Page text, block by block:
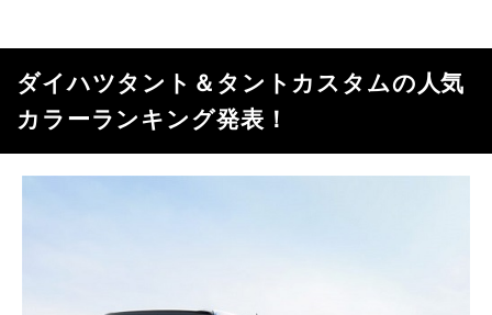
ダイハツタント＆タントカスタムの人気
カラーランキング発表！